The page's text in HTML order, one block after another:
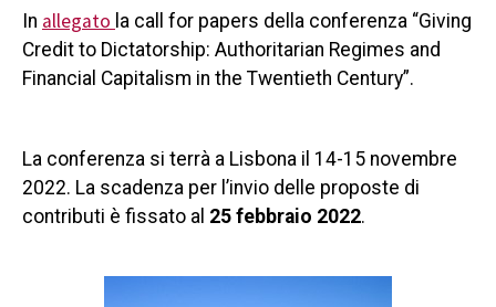
In allegato la call for papers della conferenza “Giving
Credit to Dictatorship: Authoritarian Regimes and
Financial Capitalism in the Twentieth Century”.
La conferenza si terrà a Lisbona il 14-15 novembre
2022. La scadenza per l’invio delle proposte di
contributi è fissato al 25 febbraio 2022.